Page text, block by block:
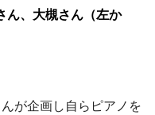
ん、大槻さん（左か
が企画し自らピアノを